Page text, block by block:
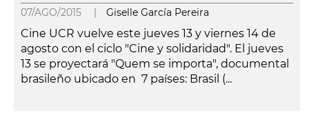
07/AGO/2015 | Giselle García Pereira
Cine UCR vuelve este jueves 13 y viernes 14 de
agosto con el ciclo "Cine y solidaridad". El jueves
13 se proyectará "Quem se importa", documental
brasileño ubicado en 7 países: Brasil (...